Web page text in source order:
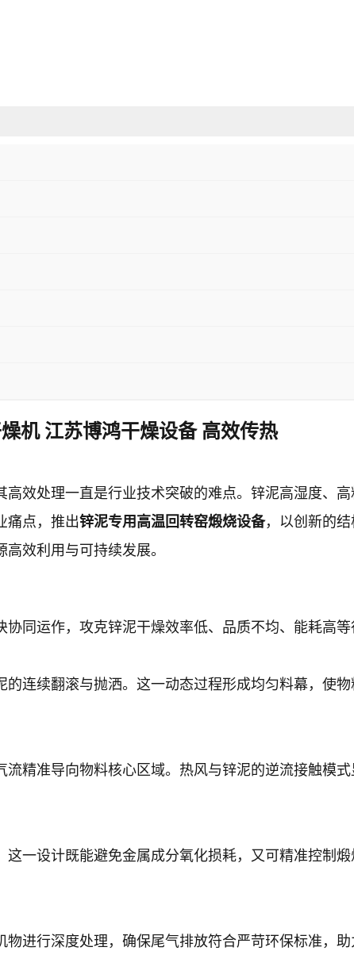
机 江苏博鸿干燥设备 高效传热
效处理一直是行业技术突破的难点。锌泥高湿度、
痛点，推出锌泥专用高温回转窑煅烧设备，以创新的
效利用与可持续发展。
同运作，攻克锌泥干燥效率低、品质不均、能耗高等
连续翻滚与抛洒。这一动态过程形成均匀料幕，使物
精准导向物料核心区域。热风与锌泥的逆流接触模式
一设计既能避免金属成分氧化损耗，又可精准控制
进行深度处理，确保尾气排放符合严苛环保标准，